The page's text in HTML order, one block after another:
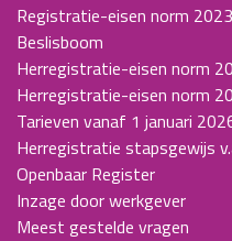
Registratie-eisen norm 2023
Beslisboom
Herregistratie-eisen norm
Herregistratie-eisen norm
Tarieven vanaf 1 januari
Herregistratie stapsgewijs
Openbaar Register
Inzage door werkgever
Meest gestelde vragen